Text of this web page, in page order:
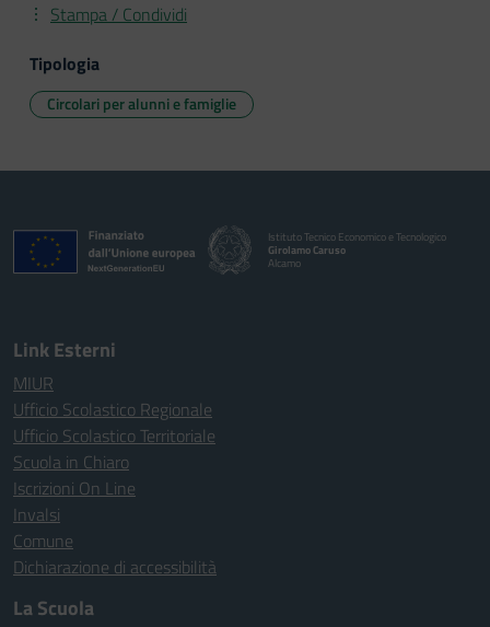
Stampa / Condividi
Tipologia
Circolari per alunni e famiglie
Istituto Tecnico Economico e Tecnologico
Girolamo Caruso
Alcamo
Link Esterni
MIUR
Ufficio Scolastico Regionale
Ufficio Scolastico Territoriale
Scuola in Chiaro
Iscrizioni On Line
Invalsi
Comune
Dichiarazione di accessibilità
La Scuola